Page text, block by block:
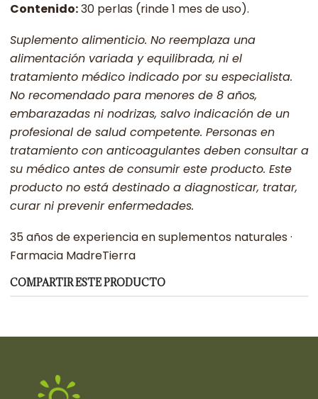
Contenido:30 perlas (rinde 1 mes de uso).
Suplemento alimenticio. No reemplaza una
alimentación variada y equilibrada, ni el
tratamiento médico indicado por su especialista.
No recomendado para menores de 8 años,
embarazadas ni nodrizas, salvo indicación de un
profesional de salud competente. Personas en
tratamiento con anticoagulantes deben consultar a
su médico antes de consumir este producto. Este
producto no está destinado a diagnosticar, tratar,
curar ni prevenir enfermedades.
35 años de experiencia en suplementos naturales ·
Farmacia MadreTierra
COMPARTIR ESTE PRODUCTO